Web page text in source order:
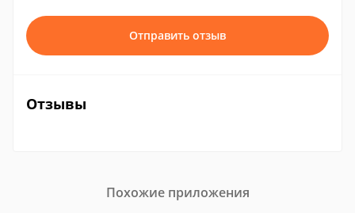
Отправить отзыв
Отзывы
Похожие приложения